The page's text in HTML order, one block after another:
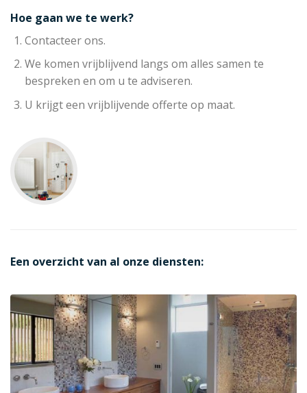
Hoe gaan we te werk?
Contacteer ons.
We komen vrijblijvend langs om alles samen te
bespreken en om u te adviseren.
U krijgt een vrijblijvende offerte op maat.
Een overzicht van al onze diensten: